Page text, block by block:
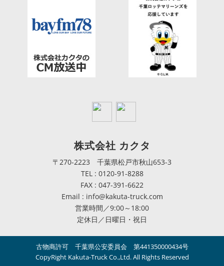
株式会社 カクタ
〒270-2223 千葉県松戸市秋山653-3
TEL : 0120-91-8288
FAX : 047-391-6622
Email : info@kakuta-truck.com
営業時間／9:00～18:00
定休日／日曜日・祝日
古物商許可 千葉県公安委員会 第441350000434号
CopyRight Kakuta-Truck Co.,Ltd. All Rights Reserved